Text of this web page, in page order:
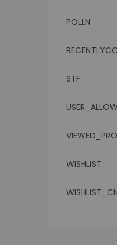
POLLN
STF
WISHLIST